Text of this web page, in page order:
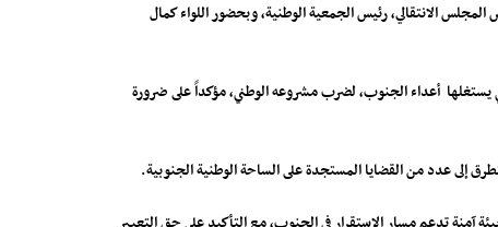
المجلس الانتقالي، رئيس الجمعية الوطنية، وبحضور اللواء كمال
يستغلها أعداء الجنوب، لضرب مشروعه الوطني، مؤكداً على ضرورة
إلى عدد من القضايا المستجدة على الساحة الوطنية الجنوبية.